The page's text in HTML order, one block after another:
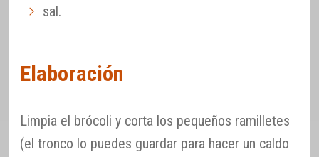
sal.
Elaboración
Limpia el brócoli y corta los pequeños ramilletes
(el tronco lo puedes guardar para hacer un caldo